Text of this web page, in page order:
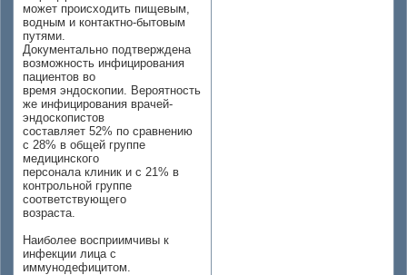
может происходить пищевым,
водным и контактно-бытовым
путями.
Документально подтверждена
возможность инфицирования
пациентов во
время эндоскопии. Вероятность
же инфицирования врачей-
эндоскопистов
составляет 52% по сравнению
с 28% в общей группе
медицинского
персонала клиник и с 21% в
контрольной группе
соответствующего
возраста.
Наиболее восприимчивы к
инфекции лица с
иммунодефицитом.